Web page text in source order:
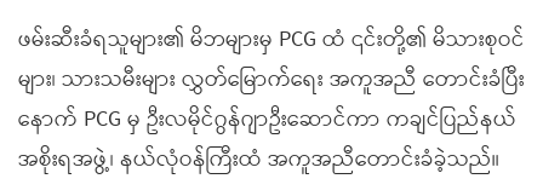
ဖမ်းဆီးခံရသူများ၏ မိဘများမှ PCG ထံ ၎င်းတို့၏ မိသားစုဝင်
များ၊ သားသမီးများ လွှတ်မြောက်ရေး အကူအညီ တောင်းခံပြီး
နောက် PCG မှ ဦးလမိုင်ဂွန်ဂျာဦးဆောင်ကာ ကချင်ပြည်နယ်
အစိုးရအဖွဲ့၊ နယ်လုံဝန်ကြီးထံ အကူအညီတောင်းခံခဲ့သည်။